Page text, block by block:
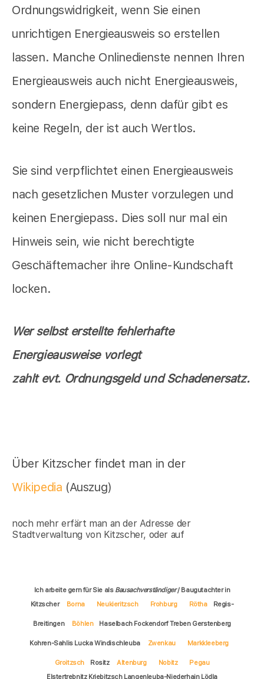
Ordnungswidrigkeit, wenn Sie einen
unrichtigen Energieausweis so erstellen
lassen. Manche Onlinedienste nennen Ihren
Energieausweis auch nicht Energieausweis,
sondern Energiepass, denn dafür gibt es
keine Regeln, der ist auch Wertlos.
Sie sind verpflichtet einen Energieausweis
nach gesetzlichen Muster vorzulegen und
keinen Energiepass. Dies soll nur mal ein
Hinweis sein, wie nicht berechtigte
Geschäftemacher ihre Online-Kundschaft
locken.
Wer selbst erstellte fehlerhafte
Energieausweise vorlegt
zahlt evt. Ordnungsgeld und Schadenersatz.
Über Kitzscher findet man in der
Wikipedia (Auszug)
noch mehr erfärt man an der Adresse der
Stadtverwaltung von Kitzscher, oder auf
Ich arbeite gern für Sie als Bausachverständiger/ Baugutachter in
Kitzscher
Borna Neukieritzsch Frohburg Rötha Regis-
Breitingen Böhlen Haselbach Fockendorf Treben Gerstenberg
Kohren-Sahlis Lucka Windischleuba Zwenkau Markkleeberg
Groitzsch Rositz Altenburg Nobitz
Pegau
Elstertrebnitz Kriebitzsch Langenleuba-Niederhain Lödla